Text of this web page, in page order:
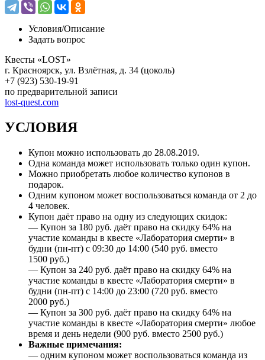
Условия/Описание
Задать вопрос
Квесты «LOST»
г. Красноярск, ул. Взлётная, д. 34 (цоколь)
+7 (923) 530-19-91
по предварительной записи
lost-quest.com
УСЛОВИЯ
Купон можно использовать до 28.08.2019.
Одна команда может использовать только один купон.
Можно приобретать любое количество купонов в
подарок.
Одним купоном может воспользоваться команда от 2 до
4 человек.
Купон даёт право на одну из следующих скидок:
— Купон за 180 руб. даёт право на скидку 64% на
участие команды в квесте «Лаборатория смерти» в
будни (пн-пт) с 09:30 до 14:00 (540 руб. вместо
1500 руб.)
— Купон за 240 руб. даёт право на скидку 64% на
участие команды в квесте «Лаборатория смерти» в
будни (пн-пт) с 14:00 до 23:00 (720 руб. вместо
2000 руб.)
— Купон за 300 руб. даёт право на скидку 64% на
участие команды в квесте «Лаборатория смерти» любое
время и день недели (900 руб. вместо 2500 руб.)
Важные примечания:
— одним купоном может воспользоваться команда из